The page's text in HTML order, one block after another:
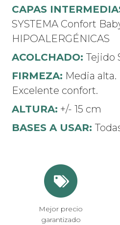
CAPAS
SYSTEMA Confort
HIPOALERGÉNICAS
ACOLCHADO:Tejido
FIRMEZA: Media
Excelente confort.
ALTURA: +/- 15 cm
BASES A USAR:
Mejor precio
garantizado